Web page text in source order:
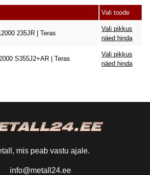
Vali toode
235JR | Teras
Vali pikkus
näed hinda
S355J2+AR | Teras
Vali pikkus
näed hinda
mis peab vastu ajale.
info@metall24.ee